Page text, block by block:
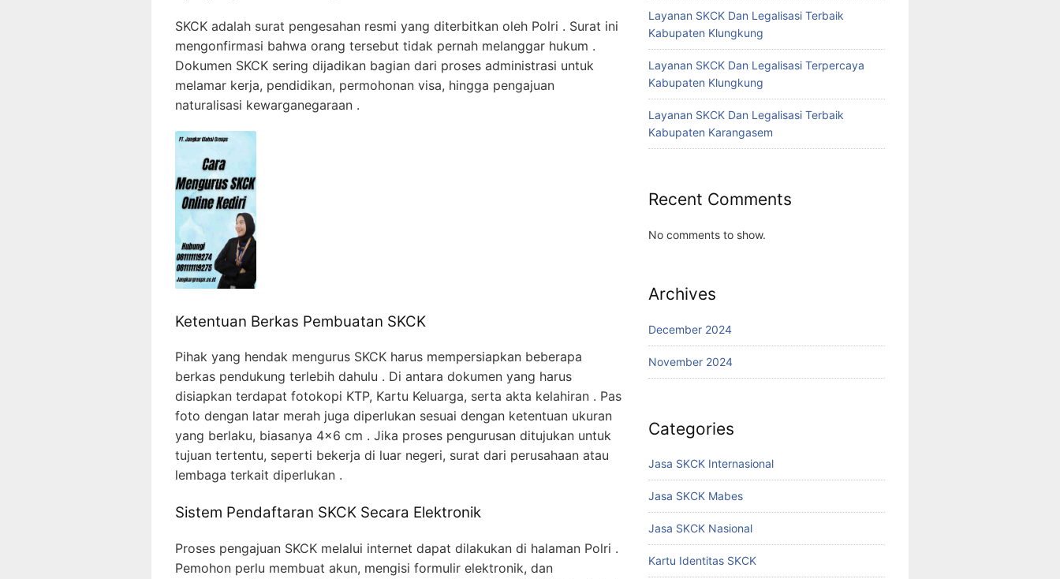
SKCK adalah surat pengesahan resmi yang diterbitkan oleh Polri . Surat ini
mengonfirmasi bahwa orang tersebut tidak pernah melanggar hukum .
Dokumen SKCK sering dijadikan bagian dari proses administrasi untuk
melamar kerja, pendidikan, permohonan visa, hingga pengajuan
naturalisasi kewarganegaraan .
Ketentuan Berkas Pembuatan SKCK
Pihak yang hendak mengurus SKCK harus mempersiapkan beberapa
berkas pendukung terlebih dahulu . Di antara dokumen yang harus
disiapkan terdapat fotokopi KTP, Kartu Keluarga, serta akta kelahiran . Pas
foto dengan latar merah juga diperlukan sesuai dengan ketentuan ukuran
yang berlaku, biasanya 4×6 cm . Jika proses pengurusan ditujukan untuk
tujuan tertentu, seperti bekerja di luar negeri, surat dari perusahaan atau
lembaga terkait diperlukan .
Sistem Pendaftaran SKCK Secara Elektronik
Proses pengajuan SKCK melalui internet dapat dilakukan di halaman Polri .
Pemohon perlu membuat akun, mengisi formulir elektronik, dan
Layanan SKCK Dan Legalisasi Terbaik
Kabupaten Klungkung
Layanan SKCK Dan Legalisasi Terpercaya
Kabupaten Klungkung
Layanan SKCK Dan Legalisasi Terbaik
Kabupaten Karangasem
Recent Comments
No comments to show.
Archives
December 2024
November 2024
Categories
Jasa SKCK Internasional
Jasa SKCK Mabes
Jasa SKCK Nasional
Kartu Identitas SKCK